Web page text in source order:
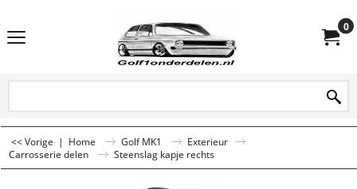
0
<< Vorige | Home Golf MK1
Exterieur
Carrosserie delen
Steenslag kapje rechts